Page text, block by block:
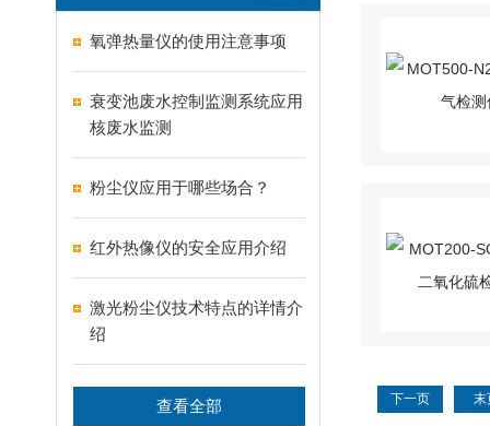
氧弹热量仪的使用注意事项
衰变池废水控制监测系统应用
核废水监测
粉尘仪应用于哪些场合？
红外热像仪的安全应用介绍
激光粉尘仪技术特点的详情介
绍
查看全部 下一页 末